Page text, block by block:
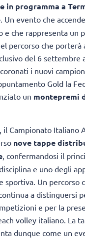
in programma a
. Un evento che
e che rappresenta un
percorso che
del 6 settembre
i nuovi
Gold la
un montepremi
il Campionato Italiano
nove tappe
, confermandosi il
e uno degli
sportiva. Un percorso
a distinguersi
e per la
volley italiano. La
dunque come un